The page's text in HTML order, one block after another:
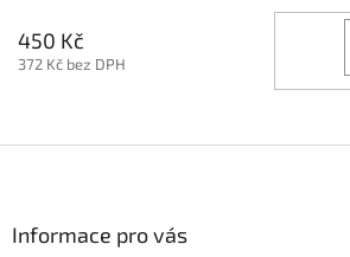
450 Kč
372 Kč bez DPH
Informace pro vás